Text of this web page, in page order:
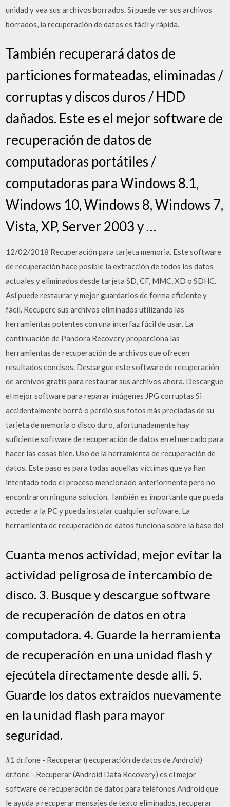
unidad y vea sus archivos borrados. Si puede ver sus archivos
borrados, la recuperación de datos es fácil y rápida.
También recuperará datos de
particiones formateadas, eliminadas /
corruptas y discos duros / HDD
dañados. Este es el mejor software de
recuperación de datos de
computadoras portátiles /
computadoras para Windows 8.1,
Windows 10, Windows 8, Windows 7,
Vista, XP, Server 2003 y …
12/02/2018 Recuperación para tarjeta memoria. Este software
de recuperación hace posible la extracción de todos los datos
actuales y eliminados desde tarjeta SD, CF, MMC, XD o SDHC.
Así puede restaurar y mejor guardarlos de forma eficiente y
fácil. Recupere sus archivos eliminados utilizando las
herramientas potentes con una interfaz fácil de usar. La
continuación de Pandora Recovery proporciona las
herramientas de recuperación de archivos que ofrecen
resultados concisos. Descargue este software de recuperación
de archivos gratis para restaurar sus archivos ahora. Descargue
el mejor software para reparar imágenes JPG corruptas Si
accidentalmente borró o perdió sus fotos más preciadas de su
tarjeta de memoria o disco duro, afortunadamente hay
suficiente software de recuperación de datos en el mercado para
hacer las cosas bien. Uso de la herramienta de recuperación de
datos. Este paso es para todas aquellas víctimas que ya han
intentado todo el proceso mencionado anteriormente pero no
encontraron ninguna solución. También es importante que pueda
acceder a la PC y pueda instalar cualquier software. La
herramienta de recuperación de datos funciona sobre la base del
Cuanta menos actividad, mejor evitar la
actividad peligrosa de intercambio de
disco. 3. Busque y descargue software
de recuperación de datos en otra
computadora. 4. Guarde la herramienta
de recuperación en una unidad flash y
ejecútela directamente desde allí. 5.
Guarde los datos extraídos nuevamente
en la unidad flash para mayor
seguridad.
#1 dr.fone - Recuperar (recuperación de datos de Android)
dr.fone - Recuperar (Android Data Recovery) es el mejor
software de recuperación de datos para teléfonos Android que
le ayuda a recuperar mensajes de texto eliminados, recuperar